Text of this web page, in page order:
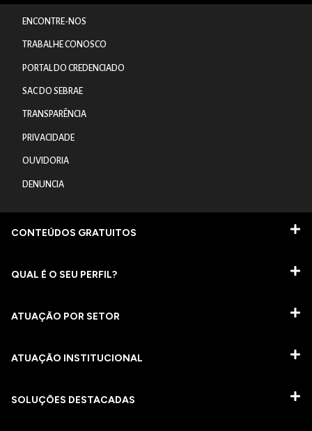
ENCONTRE-NOS
TRABALHE CONOSCO
PORTAL DO CREDENCIADO
SAC DO SEBRAE
TRANSPARÊNCIA
PRIVACIDADE
OUVIDORIA
DENUNCIA
CONTEÚDOS GRATUITOS
QUAL É O SEU PERFIL?
ATUAÇÃO POR SETOR
ATUAÇÃO INSTITUCIONAL
SOLUÇÕES DESTACADAS